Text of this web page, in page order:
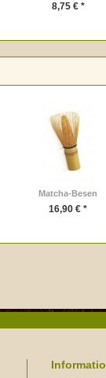
8,75 € *
Matcha-Besen
16,90 € *